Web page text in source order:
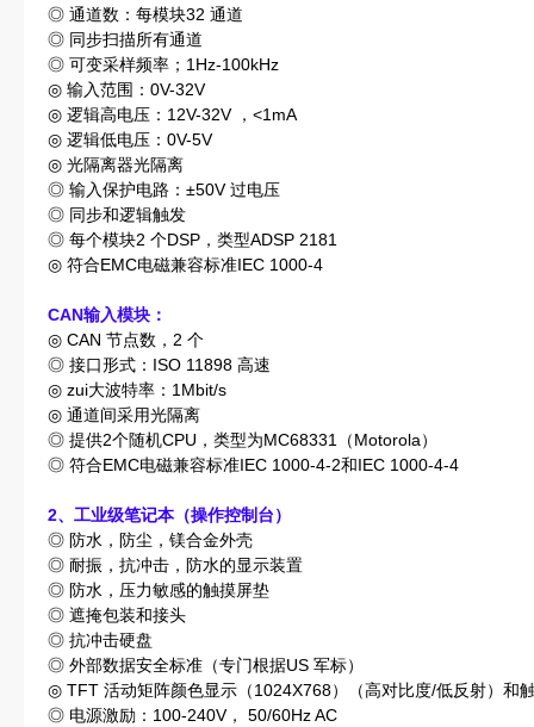
◎ 通道数：每模块32 通道
◎ 同步扫描所有通道
◎ 可变采样频率；1Hz-100kHz
◎ 输入范围：0V-32V
◎ 逻辑高电压：12V-32V ，<1mA
◎ 逻辑低电压：0V-5V
◎ 光隔离器光隔离
◎ 输入保护电路：±50V 过电压
◎ 同步和逻辑触发
◎ 每个模块2 个DSP，类型ADSP 2181
◎ 符合EMC电磁兼容标准IEC 1000-4
CAN输入模块：
◎ CAN 节点数，2 个
◎ 接口形式：ISO 11898 高速
◎ zui大波特率：1Mbit/s
◎ 通道间采用光隔离
◎ 提供2个随机CPU，类型为MC68331（Motorola）
◎ 符合EMC电磁兼容标准IEC 1000-4-2和IEC 1000-4-4
2、工业级笔记本（操作控制台）
◎ 防水，防尘，镁合金外壳
◎ 耐振，抗冲击，防水的显示装置
◎ 防水，压力敏感的触摸屏垫
◎ 遮掩包装和接头
◎ 抗冲击硬盘
◎ 外部数据安全标准（专门根据US 军标）
◎ TFT 活动矩阵颜色显示（1024X768）（高对比度/低反射）和
◎ 电源激励：100-240V， 50/60Hz AC